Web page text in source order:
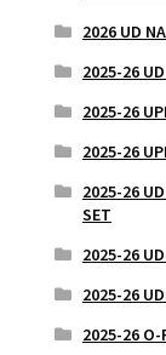
2026 UD
2025-26
2025-26
2025-26
2025-26
SET
2025-26
2025-26
2025-26 O-